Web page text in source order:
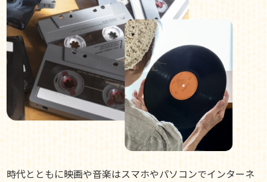
時代とともに映画や音楽はスマホやパソコンでインターネ